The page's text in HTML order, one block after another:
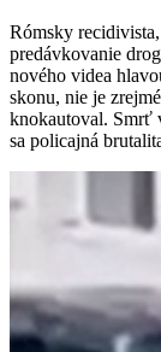
Rómsky
predávkovanie
nového videa
skonu, nie je
knokautoval. Smrť
sa policajná